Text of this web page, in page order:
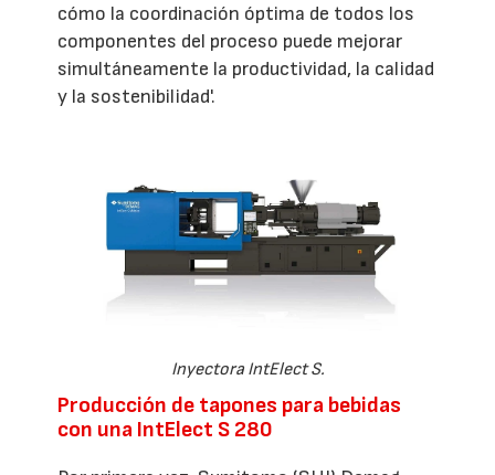
cómo la coordinación óptima de todos los
componentes del proceso puede mejorar
simultáneamente la productividad, la calidad
y la sostenibilidad'.
Inyectora IntElect S.
Producción de tapones para bebidas
con una IntElect S 280